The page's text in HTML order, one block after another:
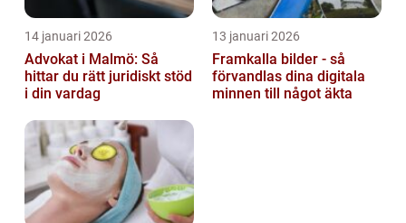
14 januari 2026
Advokat i Malmö: Så
hittar du rätt juridiskt stöd
i din vardag
13 januari 2026
Framkalla bilder - så
förvandlas dina digitala
minnen till något äkta